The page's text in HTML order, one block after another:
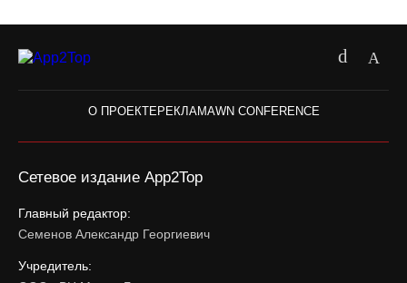
О ПРОЕКТЕ РЕКЛАМАWN CONFERENCE
Сетевое издание App2Top
Главный редактор:
Семенов Александр Георгиевич
Учредитель: